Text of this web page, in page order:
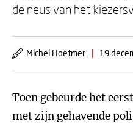
de neus van het
Michel Hoetmer | 19
Toen gebeurde het
met zijn gehavende